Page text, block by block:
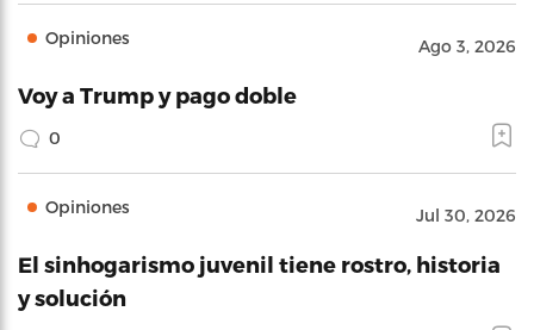
Opiniones Ago 3, 2026
Voy a Trump y pago doble
0
Opiniones Jul 30, 2026
El sinhogarismo juvenil tiene rostro, historia
y solución